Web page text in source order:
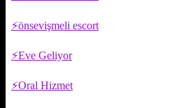
önsevişmeli escort
Eve Geliyor
Oral Hizmet